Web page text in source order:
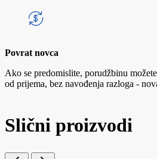
Povrat novca
Ako se predomislite, porudžbinu
od prijema, bez navođenja razloga -
Slični proizvodi